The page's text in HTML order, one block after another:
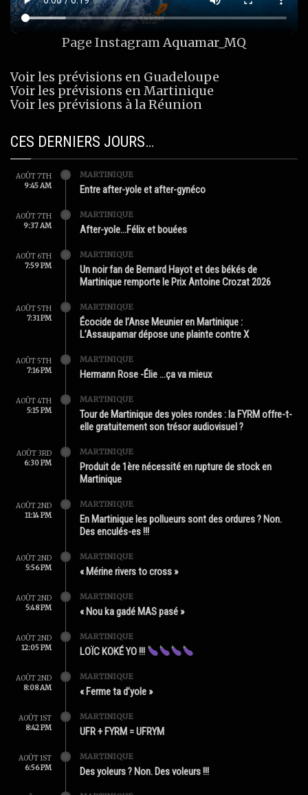
Page InstagramAquamar_MQ
Voir les prévisions en Guadeloupe
Voir les prévisions en Martinique
Voir les prévisions à la Réunion
CES DERNIERS JOURS…
AOÛT 7TH
9:45 AM
MARTINIQUE
Entre after-yole et after-gynéco
AOÛT 7TH
9:37 AM
MARTINIQUE
After-yole…Félix et bouées
AOÛT 6TH
7:59 PM
MARTINIQUE
Un noir fan de Bernard Hayot et des békés de
Martinique remporte le Prix Antoine Crozat 2026
AOÛT 5TH
7:31 PM
MARTINIQUE
Écocide de l’Anse Meunier en Martinique :
L’Assaupamar dépose une plainte contre X
AOÛT 5TH
7:16 PM
MARTINIQUE
Hermann Rose -Élie …ça va mieux
AOÛT 4TH
5:15 PM
MARTINIQUE
Tour de Martinique des yoles rondes : la FYRM offre-t-
elle gratuitement son trésor audiovisuel ?
AOÛT 3RD
6:30 PM
MARTINIQUE
Produit de 1ère nécessité en rupture de stock en
Martinique
AOÛT 2ND
11:14 PM
MARTINIQUE
En Martinique les pollueurs sont des ordures ? Non.
Des enculés-es !!!
AOÛT 2ND
5:56 PM
MARTINIQUE
« Mérine rivers to cross »
AOÛT 2ND
5:48 PM
MARTINIQUE
« Nou ka gadé MAS pasé »
AOÛT 2ND
12:05 PM
MARTINIQUE
LOÏC KOKÉ YO !!!
AOÛT 2ND
8:08 AM
MARTINIQUE
« Ferme ta d’yole »
AOÛT 1ST
8:42 PM
MARTINIQUE
UFR + FYRM = UFRYM
AOÛT 1ST
6:56 PM
MARTINIQUE
Des yoleurs ? Non. Des voleurs !!!